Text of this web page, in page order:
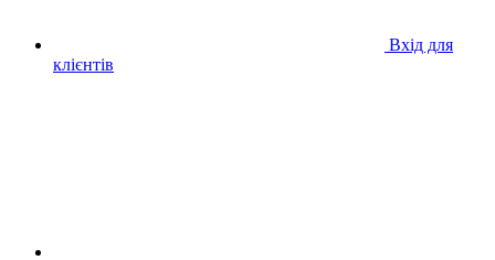
Вхід для
клієнтів